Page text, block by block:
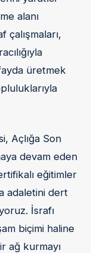
alanı
çalışmaları,
üretmek
Açlığa Son
devam eden
eğitimler
adaletini dert
İsrafı
biçimi haline
ağ kurmayı